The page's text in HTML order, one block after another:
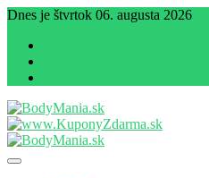
Dnes je štvrtok 06. augusta 2026
BodyMania.sk
Magazín zdravia a životného štýlu